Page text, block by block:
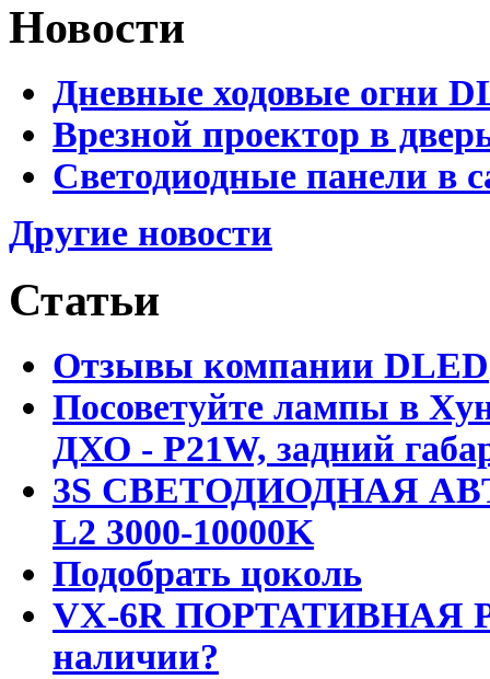
Новости
Дневные ходовые огни
Врезной проектор в
Светодиодные панели в
Другие новости
Статьи
Отзывы компании DLED
Посоветуйте лампы в
ДХО - P21W, задний
3S СВЕТОДИОДНАЯ
L2 3000-10000K
Подобрать цоколь
VX-6R ПОРТАТИВНАЯ
наличии?